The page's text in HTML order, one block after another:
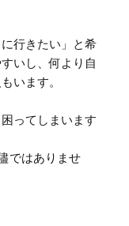
行きたい」と希
いし、何より自
います。
ってしまいます
ではありませ